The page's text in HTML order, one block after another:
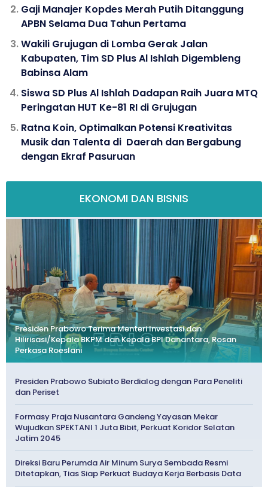
Gaji Manajer Kopdes Merah Putih Ditanggung
APBN Selama Dua Tahun Pertama
Wakili Grujugan di Lomba Gerak Jalan
Kabupaten, Tim SD Plus Al Ishlah Digembleng
Babinsa Alam
Siswa SD Plus Al Ishlah Dadapan Raih Juara MTQ
Peringatan HUT Ke-81 RI di Grujugan
Ratna Koin, Optimalkan Potensi Kreativitas
Musik dan Talenta di Daerah dan Bergabung
dengan Ekraf Pasuruan
EKONOMI DAN BISNIS
Presiden Prabowo Terima Menteri Investasi dan
Hilirisasi/Kepala BKPM dan Kepala BPI Danantara, Rosan
Perkasa Roeslani
Presiden Prabowo Subiato Berdialog dengan Para Peneliti
dan Periset
Formasy Praja Nusantara Gandeng Yayasan Mekar
Wujudkan SPEKTANI 1 Juta Bibit, Perkuat Koridor Selatan
Jatim 2045
Direksi Baru Perumda Air Minum Surya Sembada Resmi
Ditetapkan, Tias Siap Perkuat Budaya Kerja Berbasis Data